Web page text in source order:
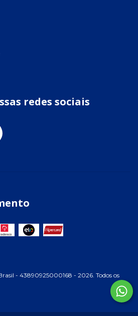
redes sociais
- 43890925000168 - 2026. Todos os